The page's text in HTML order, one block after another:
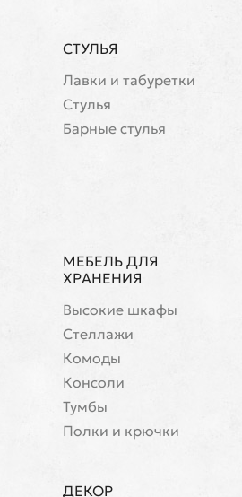
СТУЛЬЯ
Лавки и табуретки
Стулья
Барные стулья
МЕБЕЛЬ ДЛЯ
ХРАНЕНИЯ
Высокие шкафы
Стеллажи
Комоды
Консоли
Тумбы
Полки и крючки
ДЕКОР